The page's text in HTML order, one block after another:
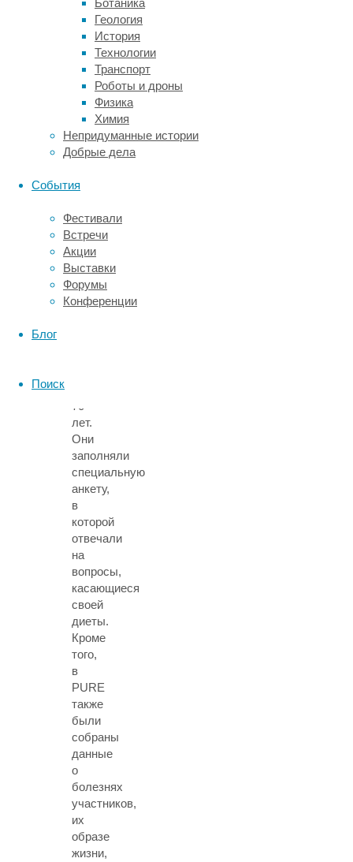
Ботаника
Геология
История
Технологии
Транспорт
Роботы и дроны
Физика
Химия
Непридуманные истории
Добрые дела
События
Фестивали
Встречи
Акции
Выставки
Форумы
Конференции
Блог
Поиск
вместе
коллегами
проанализировал
данные
исследования
The
Prospective
Urban
Rural
(PURE)
котором
приняли
участие
136
тысяч
респондентов
70
лет.
Они
заполняли
специальную
анкету,
в
которой
отвечали
на
вопросы,
касающиеся
своей
диеты.
Кроме
того,
в
PURE
также
были
собраны
данные
о
болезнях
участников,
их
образе
жизни,